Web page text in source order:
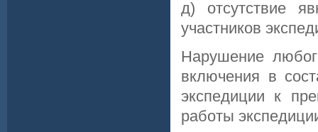
д) отсутствие
участников
Нарушение
включения в
экспедиции к
работы